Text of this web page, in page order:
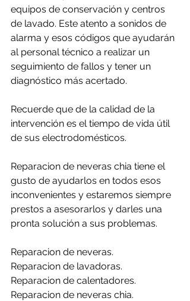
equipos de conservación y centros
de lavado. Este atento a sonidos de
alarma y esos códigos que ayudarán
al personal técnico a realizar un
seguimiento de fallos y tener un
diagnóstico más acertado.
Recuerde que de la calidad de la
intervención es el tiempo de vida útil
de sus electrodomésticos.
Reparacion de neveras chia tiene el
gusto de ayudarlos en todos esos
inconvenientes y estaremos siempre
prestos a asesorarlos y darles una
pronta solución a sus problemas.
Reparacion de neveras.
Reparacion de lavadoras.
Reparacion de calentadores.
Reparacion de neveras chia.